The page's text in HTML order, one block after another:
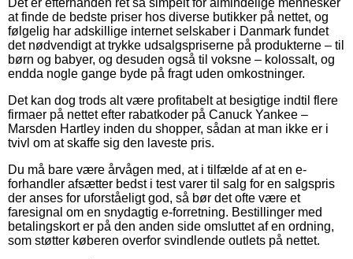
at finde de bedste priser hos diverse butikker på nettet, og
følgelig har adskillige internet selskaber i Danmark fundet
det nødvendigt at trykke udsalgspriserne på produkterne – til
børn og babyer, og desuden også til voksne – kolossalt, og
endda nogle gange byde på fragt uden omkostninger.
Det kan dog trods alt være profitabelt at besigtige indtil flere
firmaer på nettet efter rabatkoder på Canuck Yankee –
Marsden Hartley inden du shopper, sådan at man ikke er i
tvivl om at skaffe sig den laveste pris.
Du må bare være årvågen med, at i tilfælde af at en e-
forhandler afsætter bedst i test varer til salg for en salgspris
der anses for uforståeligt god, så bør det ofte være et
faresignal om en snydagtig e-forretning. Bestillinger med
betalingskort er på den anden side omsluttet af en ordning,
som støtter køberen overfor svindlende outlets på nettet.